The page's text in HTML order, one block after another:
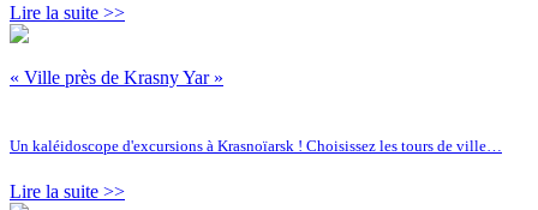
Lire la suite >>
« Ville près de Krasny Yar »
Un kaléidoscope d'excursions à Krasnoïarsk ! Choisissez les tours de ville…
Lire la suite >>